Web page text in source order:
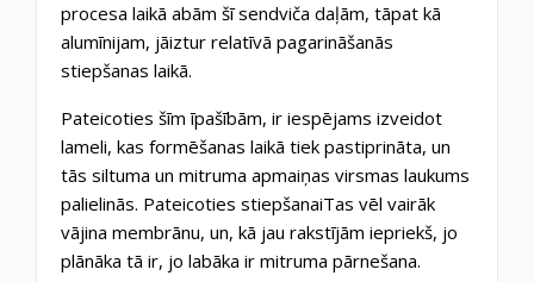
procesa laikā abām šī sendviča daļām, tāpat kā
alumīnijam, jāiztur relatīvā pagarināšanās
stiepšanas laikā.
Pateicoties šīm īpašībām, ir iespējams izveidot
lameli, kas formēšanas laikā tiek pastiprināta, un
tās siltuma un mitruma apmaiņas virsmas laukums
palielinās. Pateicoties stiepšanaiTas vēl vairāk
vājina membrānu, un, kā jau rakstījām iepriekš, jo
plānāka tā ir, jo labāka ir mitruma pārnešana.